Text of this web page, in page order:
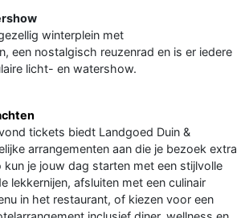
winterplein met
een nostalgisch reuzenrad en is er iedere
licht- en watershow.
tickets biedt Landgoed Duin &
arrangementen aan die je bezoek extra
kun je jouw dag starten met een stijlvolle
lekkernijen, afsluiten met een culinair
in het restaurant, of kiezen voor een